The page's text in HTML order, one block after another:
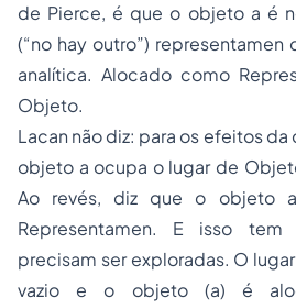
de Pierce, é que o objeto a é
(“no hay outro”) representamen
analítica. Alocado como
Objeto.
Lacan não diz: para os efeitos
objeto a ocupa o lugar de
Ao revés, diz que o objeto
Representamen. E isso tem
precisam ser exploradas. O
vazio e o objeto (a) é